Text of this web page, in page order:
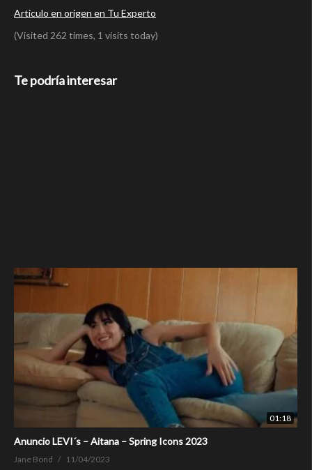
Articulo en origen en Tu Experto
(Visited 262 times, 1 visits today)
Te podría interesar
01:18
Anuncio LEVI´s – Aitana – Spring Icons 2023
Jane Bond 11/04/2023